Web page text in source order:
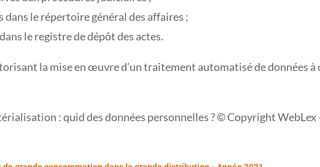
dans le répertoire général des affaires ;
le registre de dépôt des actes.
la mise en œuvre d’un traitement automatisé de données à
: quid des données personnelles ? © Copyright WebLex